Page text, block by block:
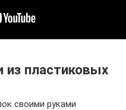
из пластиковых
своими руками